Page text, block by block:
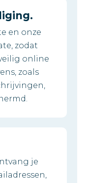
en onze
zodat
online
zoals
je